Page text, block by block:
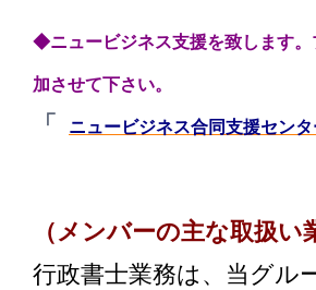
◆ニュービジネス支援を致します
加させて下さい。
「 ニュービジネス合同支援セン
（メンバーの主な取扱
行政書士業務は、当グル